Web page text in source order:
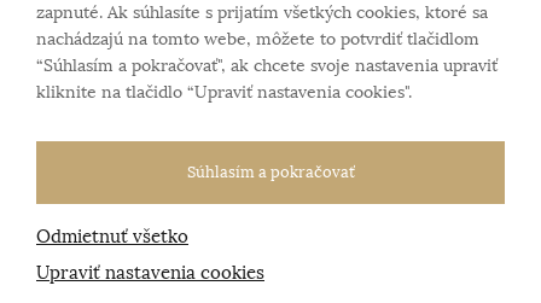
Sme rodinná firma a zameriavame sa na predaj hodiniek
a šperkov od roku 1994.
Pozrite sa na naše ďaľšie web stránky.
Všetky práva vyhradené
Tvorba e-shopovodBlueweb s.r.o.
zapnuté. Ak súhlasíte s prijatím všetkých cookies, ktoré sa
nachádzajú na tomto webe, môžete to potvrdiť tlačidlom
“Súhlasím a pokračovať", ak chcete svoje nastavenia upraviť
kliknite na tlačidlo “Upraviť nastavenia cookies".
Súhlasím a pokračovať
Odmietnuť všetko
Upraviť nastavenia cookies